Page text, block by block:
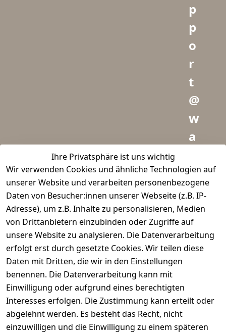
Ihre Privatsphäre ist uns wichtig
Wir verwenden Cookies und ähnliche Technologien auf
unserer Website und verarbeiten personenbezogene
Daten von Besucher:innen unserer Webseite (z.B. IP-
Adresse), um z.B. Inhalte zu personalisieren, Medien
von Drittanbietern einzubinden oder Zugriffe auf
unsere Website zu analysieren. Die Datenverarbeitung
erfolgt erst durch gesetzte Cookies. Wir teilen diese
Daten mit Dritten, die wir in den Einstellungen
benennen. Die Datenverarbeitung kann mit
Einwilligung oder aufgrund eines berechtigten
Interesses erfolgen. Die Zustimmung kann erteilt oder
abgelehnt werden. Es besteht das Recht, nicht
einzuwilligen und die Einwilligung zu einem späteren
p
p
o
r
t
@
w
a
d
m
e
i
s
r.